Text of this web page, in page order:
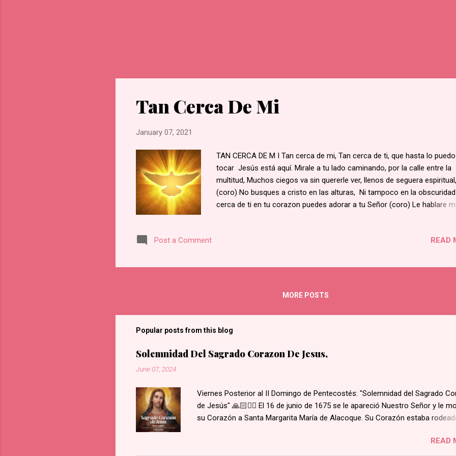
Tan Cerca De Mi
January 07, 2021
TAN CERCA DE M I Tan cerca de mi, Tan cerca de ti, que hasta lo puedo
tocar Jesús está aquí. Mirale a tu lado caminando, por la calle entre la
multitud, Muchos ciegos va sin quererle ver, llenos de seguera espiritual,
(coro) No busques a cristo en las alturas, Ni tampoco en la
cerca de ti en tu corazon puedes adorar a tu Señor (coro) Le hablare
Post a Comment
READ
MORE POSTS
Popular posts from this blog
Solemnidad Del Sagrado Corazon De Jesus,
June 07, 2024
Viernes Posterior al II Domingo de Pentecostés: "Solemnidad del Sagrado
de Jesús" 🙏🏻❤️‍🔥 El 16 de junio de 1675 se le apareció Nuestro Señor y le
su Corazón a Santa Margarita María de Alacoque. Su Corazón estaba
sangre y, del interior de su corazón, salía una cruz. Santa Margarita escuchó
READ